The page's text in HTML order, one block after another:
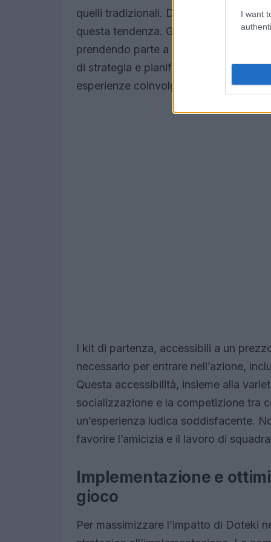
I want
quelli tradizionali. Doteki, con il suo
questa tendenza. Gli utenti sono
prendendo parte a battaglie che non
di strategia e pianificazione. Hai mai
esperienze coinvolgenti e dinamiche?
I kit di partenza, accessibili a un
necessario per entrare nell’azione,
Questa accessibilità, insieme alla
socializzazione e la competizione tra
un’esperienza ludica soddisfacente.
favorire l’amicizia e il lavoro di
Implementazione e
gioco
Per massimizzare l’impatto di Doteki